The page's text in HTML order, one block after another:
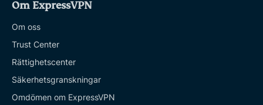
Om ExpressVPN
Om oss
Trust Center
Rättighetscenter
Säkerhetsgranskningar
Omdömen om ExpressVPN